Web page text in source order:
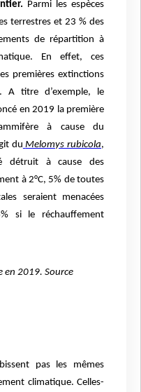
Parmi les espèces
terrestres et 23 % des
de répartition à
En effet, ces
premières extinctions
A titre d’exemple, le
en 2019 la première
à cause du
du Melomys rubicola,
détruit à cause des
à 2°C, 5% de toutes
seraient menacées
si le réchauffement
en 2019. Source
pas les mêmes
climatique. Celles-